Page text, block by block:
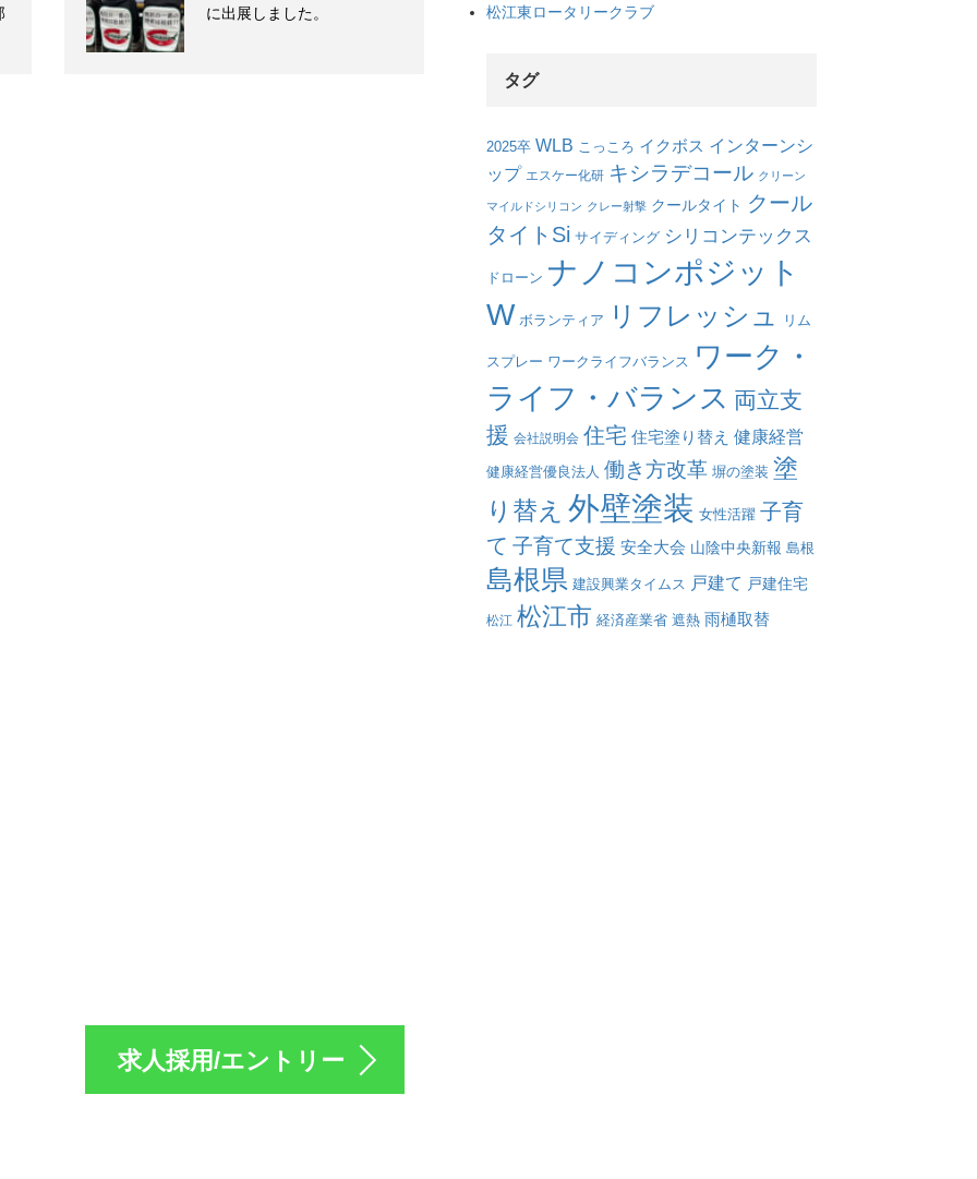
に出展しました。
松江東ロータリークラブ
タグ
2025卒 WLB こっころ イクボス インターンシ
ップ エスケー化研 キシラデコール クリーン
マイルドシリコン クレー射撃 クールタイト クール
タイトSi サイディング シリコンテックス
ドローン ナノコンポジット
W ボランティア リフレッシュ リム
スプレー ワークライフバランス ワーク・
ライフ・バランス 両立支
援 会社説明会 住宅 住宅塗り替え 健康経営
健康経営優良法人 働き方改革 塀の塗装 塗
り替え 外壁塗装 女性活躍 子育
て 子育て支援 安全大会 山陰中央新報 島根
島根県 建設興業タイムス 戸建て 戸建住宅
松江 松江市 経済産業省 遮熱 雨樋取替
求人採用/エントリー